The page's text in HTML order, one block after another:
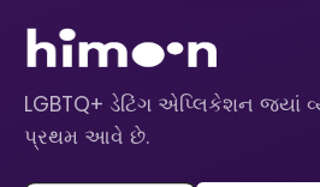
LGBTQ+ ડેટિંગ એપ્લિકેશન જ્યાં
પ્રથમ આવે છે.